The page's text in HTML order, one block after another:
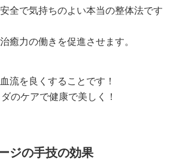
全で気持ちのよい本当の整体法です
癒力の働きを促進させます。
流を良くすることです！
のケアで健康で美しく！
ジの手技の効果